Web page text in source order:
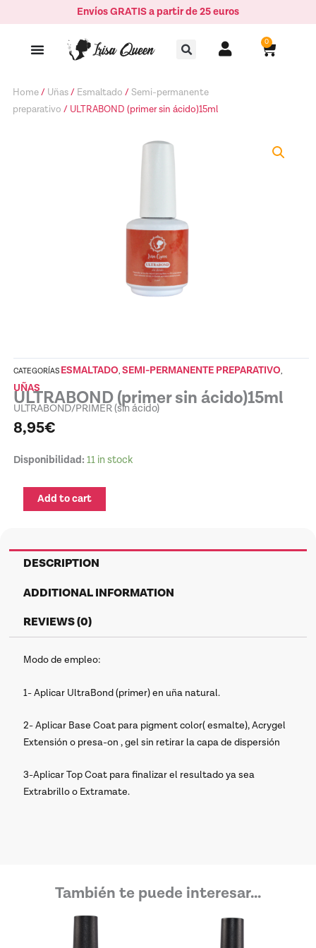
al
Envíos GRATIS a partir de 25 euros
Buscar 0
Carrito
Home/ Uñas/ Esmaltado /Semi-permanente
preparativo / ULTRABOND (primer sin ácido)15ml
CATEGORÍAS ESMALTADO, SEMI-PERMANENTE PREPARATIVO,
UÑAS
ULTRABOND (primer sin ácido)15ml
ULTRABOND/PRIMER (sin ácido)
8,95€
Disponibilidad: 11 in stock
ULTRABOND
ácido)15ml
Add to cart
DESCRIPTION
ADDITIONAL INFORMATION
REVIEWS (0)
Modo de empleo:
1- Aplicar UltraBond (primer) en uña natural.
2- Aplicar Base Coat para pigment color( esmalte), Acrygel
Extensión o presa-on , gel sin retirar la capa de dispersión
3-Aplicar Top Coat para finalizar el resultado ya sea
Extrabrillo o Extramate.
También te puede interesar...